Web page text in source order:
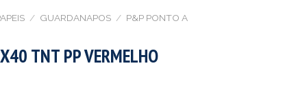
/ GUARDANAPOS / P&P PONTO A
TNT PP VERMELHO